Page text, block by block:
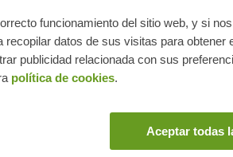
de servicios de la sociedad de
SA”, domiciliada a
se puede realizar por
dirigido al domicilio de la
funcionamiento del sitio web, y si
datos de sus visitas para obtener
publicidad relacionada con sus
política de cookies.
Aceptar todas